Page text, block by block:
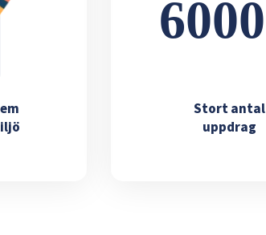
Stort antal
uppdrag